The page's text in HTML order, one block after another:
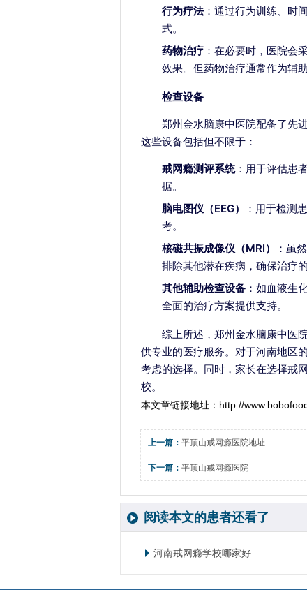
行为疗法：通过行为训练、时
式。
药物治疗 ：在必要时，医院会
效果。但药物治疗通常作为辅
检查设备
郑州金水脑康中医院配备了先
这些设备包括但不限于：
戒网瘾测评系统：用于评估患
据。
脑电图仪（EEG）
：用于检测
考。
核磁共振成像仪（MRI）
：虽
排除其他潜在疾病，确保治疗
其他辅助检查设备 ：如血液生
全面的治疗方案提供支持。
综上所述，郑州金水脑康中医
供专业的医疗服务。对于河南地区
考虑的选择。同时，家长在选择戒
校。
本文章链接地址： http://
上一篇： 平顶山戒网瘾医院地址
下一篇： 平顶山戒网瘾医院
阅读本文的患者还看了
河南戒网瘾学校哪家好